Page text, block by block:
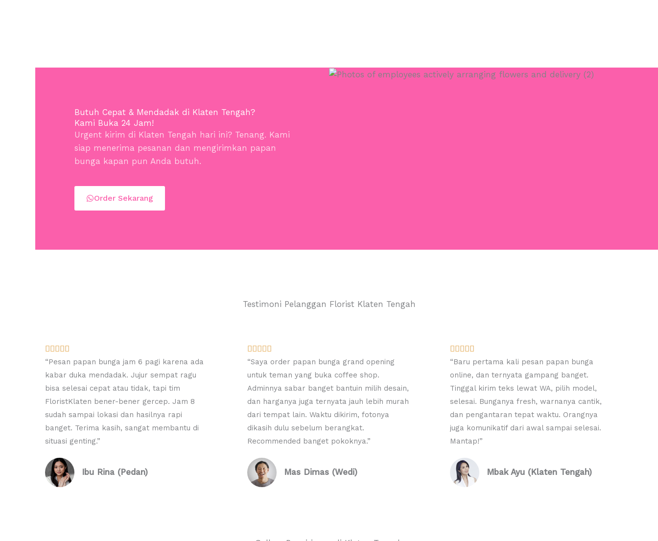
Butuh Cepat & Mendadak di Klaten Tengah?
Kami Buka 24 Jam!
Urgent kirim di Klaten Tengah hari ini? Tenang. Kami
siap menerima pesanan dan mengirimkan papan
bunga kapan pun Anda butuh.
Order Sekarang
Testimoni Pelanggan Florist Klaten Tengah

a
t
e
d
5
o
u
o
f
“Pesan papan bunga jam 6 pagi karena ada
kabar duka mendadak. Jujur sempat ragu
bisa selesai cepat atau tidak, tapi tim
FloristKlaten bener-bener gercep. Jam 8
sudah sampai lokasi dan hasilnya rapi
banget. Terima kasih, sangat membantu di
situasi genting.”
Ibu Rina (Pedan)

a
t
e
d
5
o
u
o
f
“Saya order papan bunga grand opening
untuk teman yang buka coffee shop.
Adminnya sabar banget bantuin milih desain,
dan harganya juga ternyata jauh lebih murah
dari tempat lain. Waktu dikirim, fotonya
dikasih dulu sebelum berangkat.
Recommended banget pokoknya.”
Mas Dimas (Wedi)
R
a
e
d
5
o
u
o
f
“Baru pertama kali pesan papan bunga
online, dan ternyata gampang banget.
Tinggal kirim teks lewat WA, pilih model,
selesai. Bunganya fresh, warnanya cantik,
dan pengantaran tepat waktu. Orangnya
juga komunikatif dari awal sampai selesai.
Mantap!”
Mbak Ayu (Klaten Tengah)